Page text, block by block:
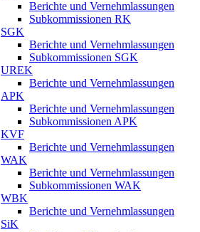
Berichte und Vernehmlassungen
Subkommissionen RK
SGK
Berichte und Vernehmlassungen
Subkommissionen SGK
UREK
Berichte und Vernehmlassungen
APK
Berichte und Vernehmlassungen
Subkommissionen APK
KVF
Berichte und Vernehmlassungen
WAK
Berichte und Vernehmlassungen
Subkommissionen WAK
WBK
Berichte und Vernehmlassungen
SiK